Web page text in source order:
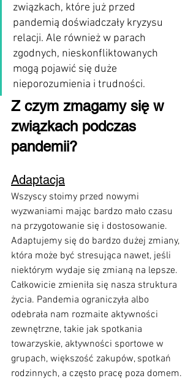
związkach, które już przed
pandemią doświadczały kryzysu
relacji. Ale również w parach
zgodnych, nieskonfliktowanych
mogą pojawić się duże
nieporozumienia i trudności.
Z czym zmagamy się w
związkach podczas
pandemii?
Adaptacja
Wszyscy stoimy przed nowymi
wyzwaniami mając bardzo mało czasu
na przygotowanie się i dostosowanie.
Adaptujemy się do bardzo dużej zmiany,
która może być stresująca nawet, jeśli
niektórym wydaje się zmianą na lepsze.
Całkowicie zmieniła się nasza struktura
życia. Pandemia ograniczyła albo
odebrała nam rozmaite aktywności
zewnętrzne, takie jak spotkania
towarzyskie, aktywności sportowe w
grupach, większość zakupów, spotkań
rodzinnych, a często pracę poza domem.